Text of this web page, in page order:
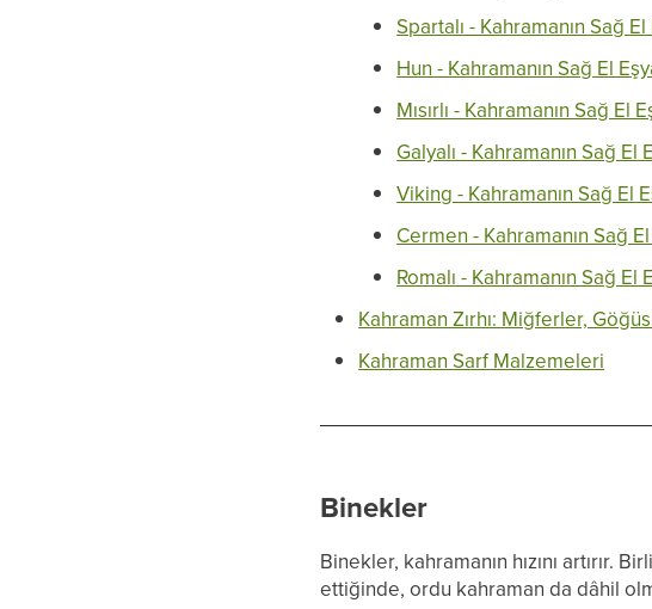
Spartalı - Kahramanın Sağ El
Hun - Kahramanın Sağ El
Mısırlı - Kahramanın Sağ El
Galyalı - Kahramanın Sağ El
Viking - Kahramanın Sağ El
Cermen - Kahramanın Sağ El
Romalı - Kahramanın Sağ El
Kahraman Zırhı: Miğferler, Göğüs
Kahraman Sarf Malzemeleri
Binekler
Binekler, kahramanın hızını artırır.
ettiğinde, ordu kahraman da dâhil